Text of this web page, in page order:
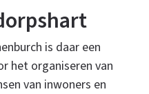
is daar een
het organiseren van
van inwoners en